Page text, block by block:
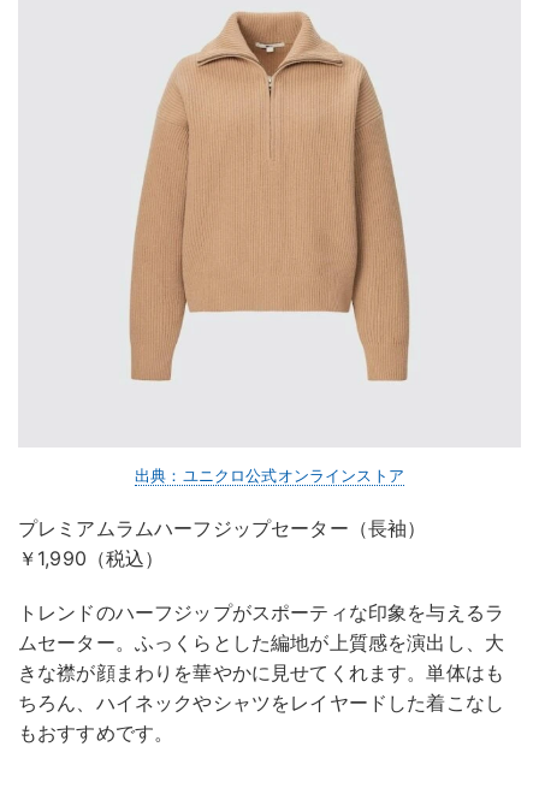
出典：ユニクロ公式オンラインストア
プレミアムラムハーフジップセーター（長袖）
￥1,990（税込）
トレンドのハーフジップがスポーティな印象を与えるラ
ムセーター。ふっくらとした編地が上質感を演出し、大
きな襟が顔まわりを華やかに見せてくれます。単体はも
ちろん、ハイネックやシャツをレイヤードした着こなし
もおすすめです。